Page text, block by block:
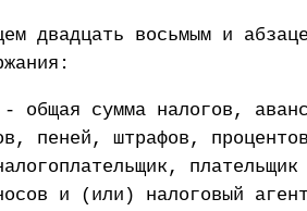
двадцать восьмым и
- общая сумма налогов,
пеней, штрафов,
плательщик
и (или) налоговый